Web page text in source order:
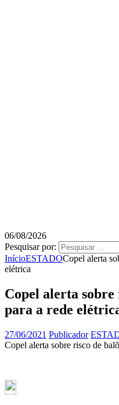
06/08/2026
Pesquisar por:
InícioESTADOCopel alerta
elétrica
Copel alerta sobre
para a rede
27/06/2021 Publicador
Copel alerta sobre risco de